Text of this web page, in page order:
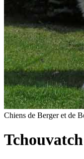
Chiens de Berger et de